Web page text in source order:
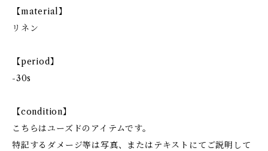
【material】
リネン
【period】
-30s
【condition】
こちらはユーズドのアイテムです。
特記するダメージ等は写真、またはテキストにてご説明して